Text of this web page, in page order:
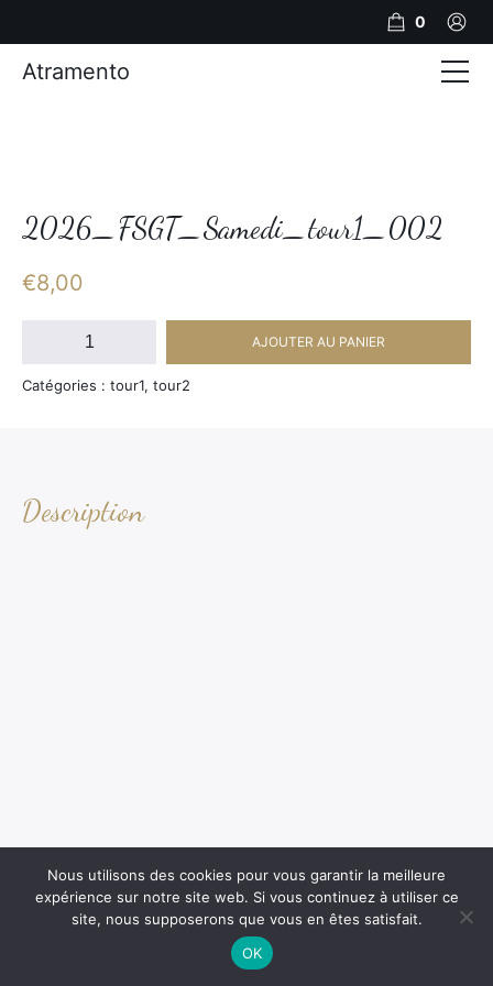
2026_FSGT_Samedi_tour1_002
€8,00
quantité
2026_FSGT_Samedi_tour1_002
AJOUTER AU PANIER
Catégories : tour1, tour2
Description
0
Atramento
Photos
Nous utilisons des cookies pour vous garantir la meilleure
expérience sur notre site web. Si vous continuez à utiliser ce
site, nous supposerons que vous en êtes satisfait.
OK